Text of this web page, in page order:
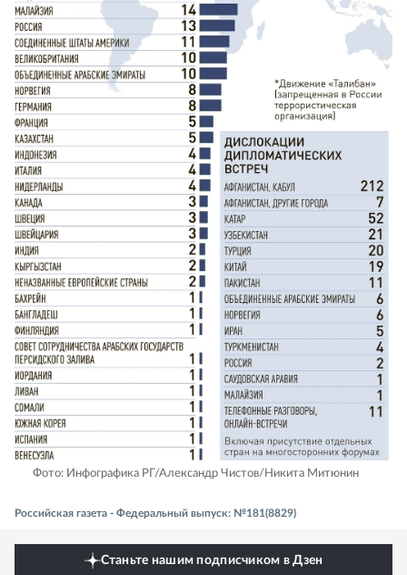
Фото: Инфографика РГ/Александр Чистов/Никита Митюнин
Российская газета - Федеральный выпуск: №181(8829)
Станьте нашим подписчиком в Дзен